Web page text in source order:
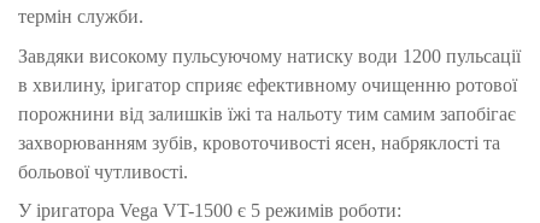
термін служби.
Завдяки високому пульсуючому натиску води 1200 пульсації
в хвилину, іригатор сприяє ефективному очищенню ротової
порожнини від залишків їжі та нальоту тим самим запобігає
захворюванням зубів, кровоточивості ясен, набряклості та
больової чутливості.
У іригатора Vega VT-1500 є 5 режимів роботи: